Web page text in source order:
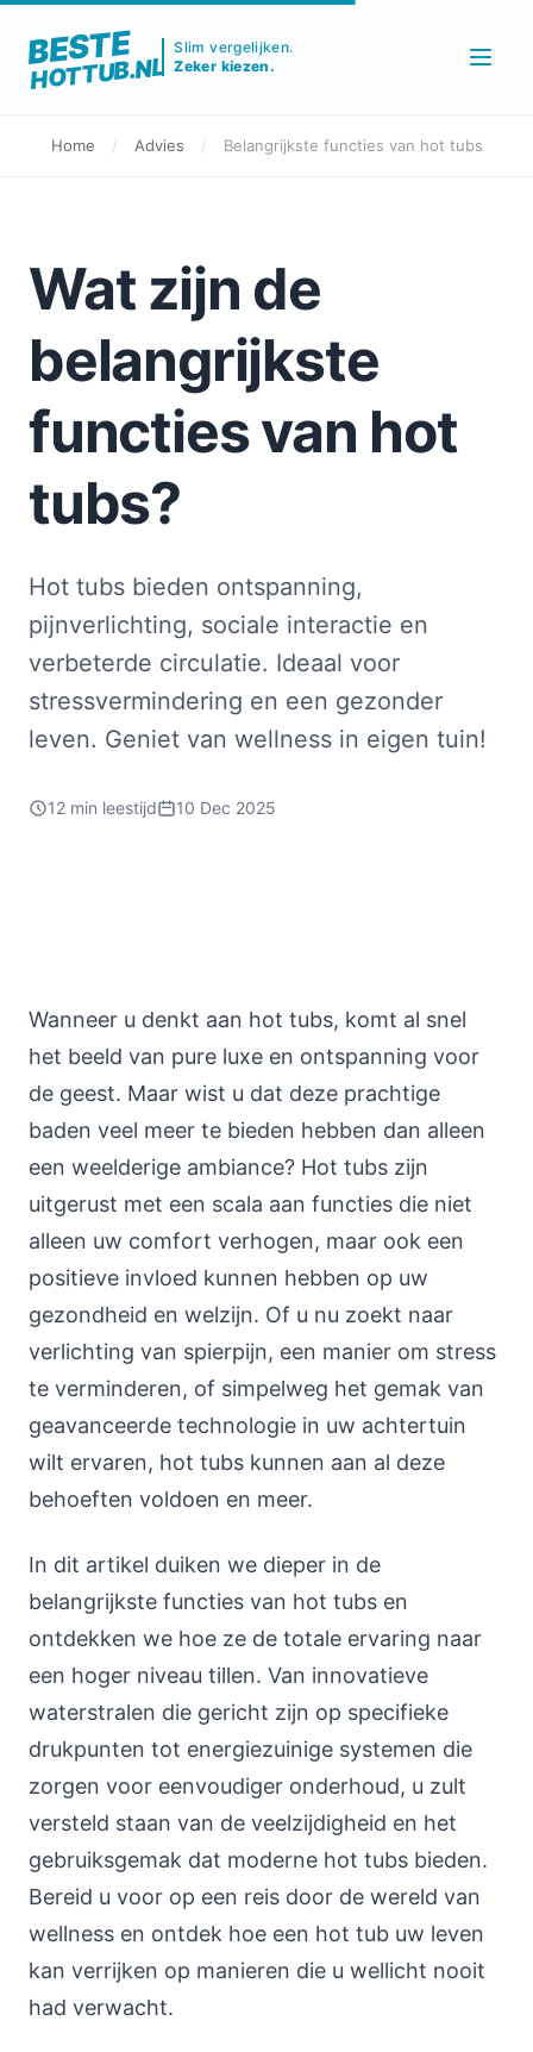
BESTE
HOTTUB.NL
Slim vergelijken.
Zeker kiezen.
Home / Advies / Belangrijkste functies van hot tubs
Wat zijn de
belangrijkste
functies van hot
tubs?
Hot tubs bieden ontspanning,
pijnverlichting, sociale interactie en
verbeterde circulatie. Ideaal voor
stressvermindering en een gezonder
leven. Geniet van wellness in eigen tuin!
12 min leestijd 10 Dec 2025
Wanneer u denkt aan hot tubs, komt al snel
het beeld van pure luxe en ontspanning voor
de geest. Maar wist u dat deze prachtige
baden veel meer te bieden hebben dan alleen
een weelderige ambiance? Hot tubs zijn
uitgerust met een scala aan functies die niet
alleen uw comfort verhogen, maar ook een
positieve invloed kunnen hebben op uw
gezondheid en welzijn. Of u nu zoekt naar
verlichting van spierpijn, een manier om stress
te verminderen, of simpelweg het gemak van
geavanceerde technologie in uw achtertuin
wilt ervaren, hot tubs kunnen aan al deze
behoeften voldoen en meer.
In dit artikel duiken we dieper in de
belangrijkste functies van hot tubs en
ontdekken we hoe ze de totale ervaring naar
een hoger niveau tillen. Van innovatieve
waterstralen die gericht zijn op specifieke
drukpunten tot energiezuinige systemen die
zorgen voor eenvoudiger onderhoud, u zult
versteld staan van de veelzijdigheid en het
gebruiksgemak dat moderne hot tubs bieden.
Bereid u voor op een reis door de wereld van
wellness en ontdek hoe een hot tub uw leven
kan verrijken op manieren die u wellicht nooit
had verwacht.